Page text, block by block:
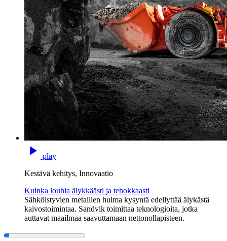
play
Kestävä kehitys, Innovaatio
Kuinka louhia älykkäästi ja tehokkaasti
Sähköistyvien metallien huima kysyntä edellyttää älykästä
kaivostoimintaa. Sandvik toimittaa teknologioita, jotka
auttavat maailmaa saavuttamaan nettonollapisteen.